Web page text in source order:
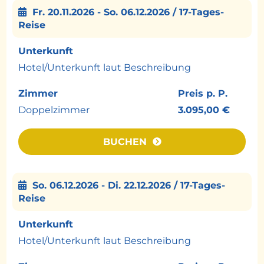
Jeep-Safari in ein Bishnoi-Dorf lernen Sie die
Lebensweise einer Gemeinschaft kennen,
Natur und Tieren bekannt ist.
Fahrt in die malerischen Aravalli-Berge und
Übernachtung in einem historischen
eine nostalgische Fahrt mit der historischen
Schmalspurbahn durch die
Fahrt zählt zu den besonderen Geheimtipps
der Reise.
Tag 9–10: Udaipur
Nach einer morgendlichen Yoga-Session
besuchen Sie die berühmten Jain-Tempel
Fr. 20.11.2026 - So. 06.12.2026 / 17-Tages-
Reise
Unterkunft
Hotel/Unterkunft laut Beschreibung
Zimmer
Doppelzimmer
Preis p. P.
3.095,00 €
BUCHEN
So. 06.12.2026 - Di. 22.12.2026 / 17-Tages-
Reise
Unterkunft
Hotel/Unterkunft laut Beschreibung